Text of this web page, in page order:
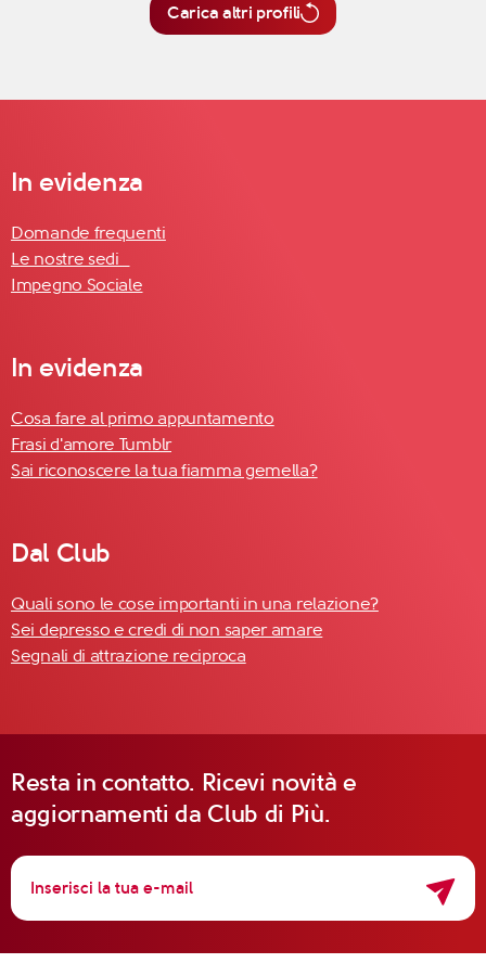
Carica altri profili
In evidenza
Domande frequenti
Le nostre sedi
Impegno Sociale
In evidenza
Cosa fare al primo appuntamento
Frasi d'amore Tumblr
Sai riconoscere la tua fiamma gemella?
Dal Club
Quali sono le cose importanti in una relazione?
Sei depresso e credi di non saper amare
Segnali di attrazione reciproca
Resta in contatto. Ricevi novità e
aggiornamenti da Club di Più.